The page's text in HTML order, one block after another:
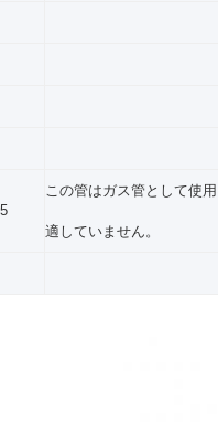
この管はガス管として使
適していません。